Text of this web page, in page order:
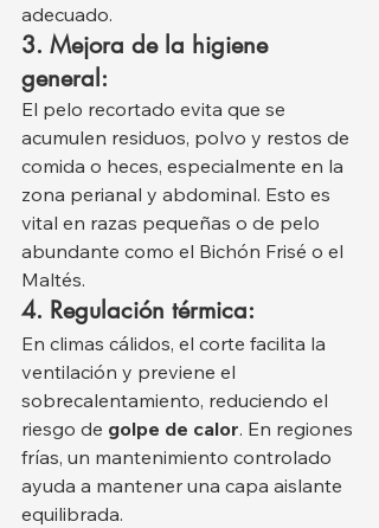
adecuado.
3. Mejora de la higiene
general:
El pelo recortado evita que se
acumulen residuos, polvo y restos de
comida o heces, especialmente en la
zona perianal y abdominal. Esto es
vital en razas pequeñas o de pelo
abundante como el Bichón Frisé o el
Maltés.
4. Regulación térmica:
En climas cálidos, el corte facilita la
ventilación y previene el
sobrecalentamiento, reduciendo el
riesgo de golpe de calor. En regiones
frías, un mantenimiento controlado
ayuda a mantener una capa aislante
equilibrada.